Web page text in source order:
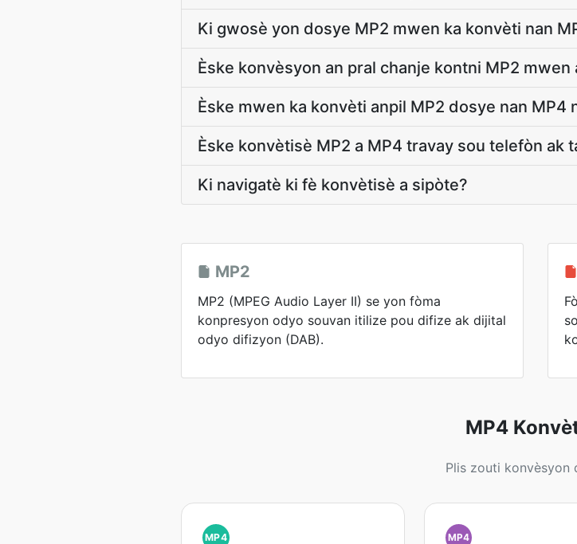
Ki gwosè yon dosye MP2 mwen ka konvèti nan
Èske konvèsyon an pral chanje kontni MP2 mwen
Èske mwen ka konvèti anpil MP2 dosye nan MP4
Èske konvètisè MP2 a MP4 travay sou telefòn ak
Ki navigatè ki fè konvètisè a sipòte?
MP2
MP2 (MPEG Audio Layer II) se yon fòma
konpresyon odyo souvan itilize pou difize ak dijital
odyo difizyon (DAB).
MP4
Plis zouti konvèsyon
MP4 MP4